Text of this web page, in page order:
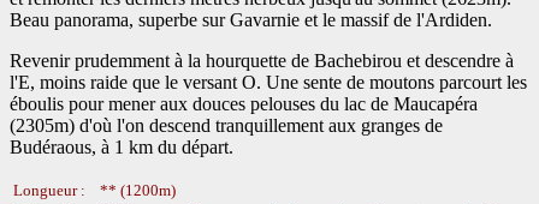
Beau panorama, superbe sur Gavarnie et le massif de l'Ardiden.
Revenir prudemment à la hourquette de Bachebirou et descendre à
l'E, moins raide que le versant O. Une sente de moutons parcourt les
éboulis pour mener aux douces pelouses du lac de Maucapéra
(2305m) d'où l'on descend tranquillement aux granges de
Budéraous, à 1 km du départ.
Longueur :
** (1200m)